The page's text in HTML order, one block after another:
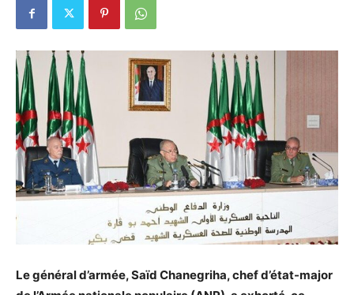
Le général d’armée, Saïd Chanegriha, chef d’état-major